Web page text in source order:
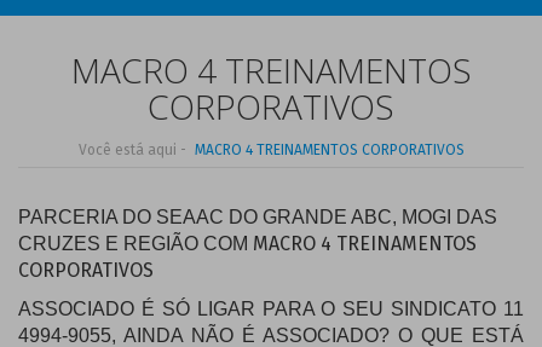
MACRO 4 TREINAMENTOS
CORPORATIVOS
Você está aqui - MACRO 4 TREINAMENTOS CORPORATIVOS
PARCERIA DO SEAAC DO GRANDE ABC, MOGI DAS
CRUZES E REGIÃO COM MACRO 4 TREINAMENTOS
CORPORATIVOS
ASSOCIADO É SÓ LIGAR PARA O SEU SINDICATO 11
4994-9055, AINDA NÃO É ASSOCIADO? O QUE ESTÁ